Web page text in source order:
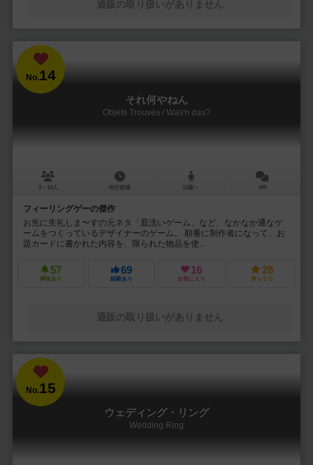
通販の取り扱いがありません
No.14
それ何やねん
Objets Trouvés / Was'n das?
3～10人 45分前後 12歳～ 5件
フィーリングゲーの傑作
お先に失礼しま〜すの元ネタ「皿洗いゲーム」など、なかなか通なゲ
ームをつくっているデザイナーのゲーム。 順番に制作者になって、お
題カードに書かれた内容を、限られた物品を使...
57
興味あり
69
経験あり
16
お気に入り
28
持ってる
通販の取り扱いがありません
No.15
ウェディング・リング
Wedding Ring